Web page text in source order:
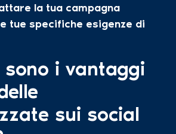
la tua campagna
tue specifiche esigenze di
i vantaggi
sui social